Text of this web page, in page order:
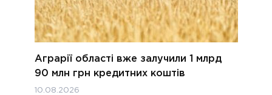
Аграрії області вже залучили 1 млрд
90 млн грн кредитних коштів
10.08.2026